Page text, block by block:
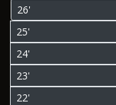
26'
25'
24'
23'
22'